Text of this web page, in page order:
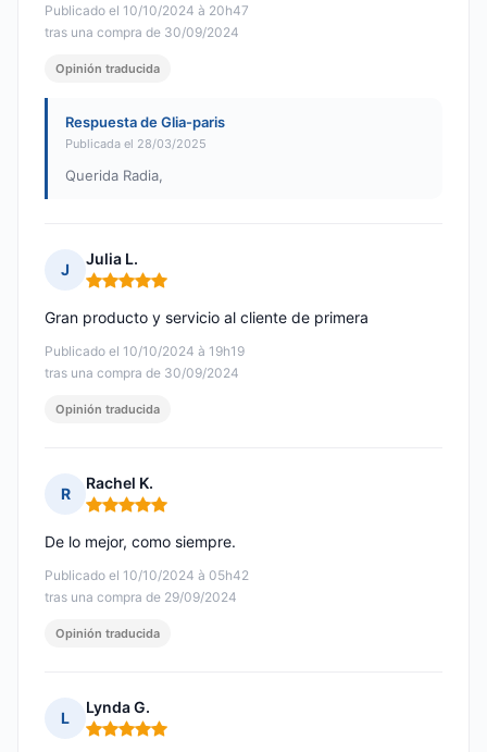
Publicado el 10/10/2024 à 20h47
tras una compra de 30/09/2024
Opinión traducida
Respuesta de Glia-paris
Publicada el 28/03/2025
Querida Radia,
J
Julia L.
Nota: 5 de 5
Publicado el 10/10/2024 à 19h19
tras una compra de 30/09/2024
Gran producto y servicio al cliente de primera
Opinión traducida
R
Rachel K.
Nota: 5 de 5
Publicado el 10/10/2024 à 05h42
tras una compra de 29/09/2024
De lo mejor, como siempre.
Opinión traducida
L
Lynda G.
Nota: 5 de 5